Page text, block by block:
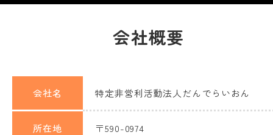
会社概要
会社名 特定非営利活動法人だんでらいおん
所在地
〒590-0974